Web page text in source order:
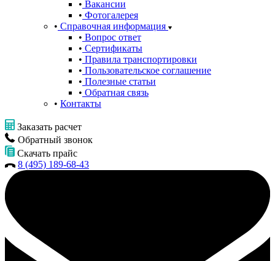
Вакансии
Фотогалерея
Справочная информация
Вопрос ответ
Сертификаты
Правила транспортировки
Пользовательское соглашение
Полезные статьи
Обратная связь
Контакты
Заказать расчет
Обратный звонок
Скачать прайс
8 (495) 189-68-43